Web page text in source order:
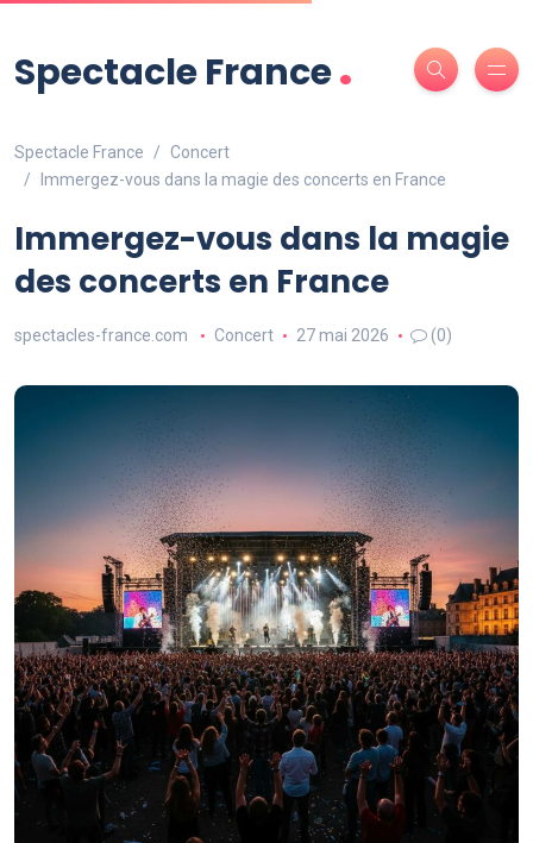
Spectacle France.
Spectacle France
Concert
Immergez-vous dans la magie des concerts en France
Immergez-vous dans la magie
des concerts en France
spectacles-france.com Concert 27 mai 2026 (0)